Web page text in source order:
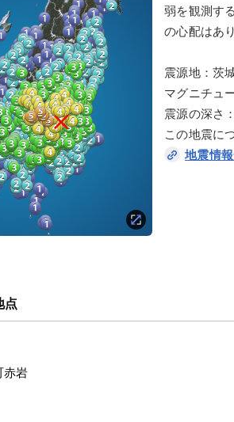
弱を観測す
の心配はあ
震源地：茨
マグニチュ
震源の深さ
この地震に
地震情
点
赤岩